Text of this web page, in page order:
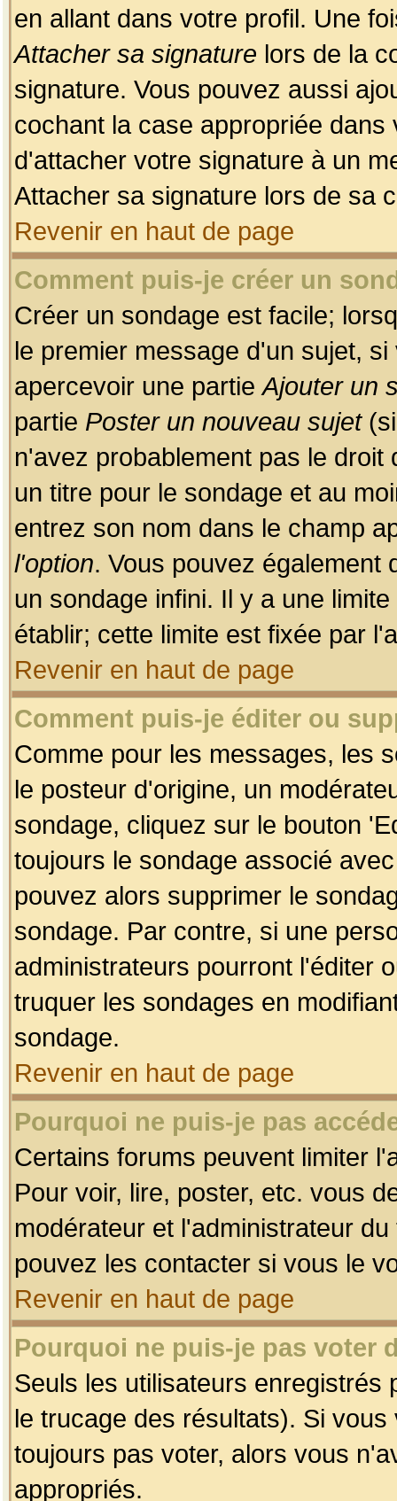
en allant dans votre profil. Une
Attacher sa signature lors de la
signature. Vous pouvez aussi
cochant la case appropriée
d'attacher votre signature à un
Attacher sa signature lors de sa
Revenir en haut de page
Comment puis-je créer un
Créer un sondage est facile;
le premier message d'un sujet,
apercevoir une partieAjouter un
partie Poster un nouveau sujet(si
n'avez probablement pas le
un titre pour le sondage et au
entrez son nom dans le champ
l'option. Vous pouvez également
un sondage infini. Il y a une
établir; cette limite est fixée par
Revenir en haut de page
Comment puis-je éditer ou
Comme pour les messages, les
le posteur d'origine, un
sondage, cliquez sur le bouton
toujours le sondage associé
pouvez alors supprimer le
sondage. Par contre, si une
administrateurs pourront l'éditer
truquer les sondages en
sondage.
Revenir en haut de page
Pourquoi ne puis-je pas
Certains forums peuvent limiter
Pour voir, lire, poster, etc. vous
modérateur et l'administrateur
pouvez les contacter si vous le
Revenir en haut de page
Pourquoi ne puis-je pas voter
Seuls les utilisateurs enregistrés
le trucage des résultats). Si
toujours pas voter, alors vous
appropriés.